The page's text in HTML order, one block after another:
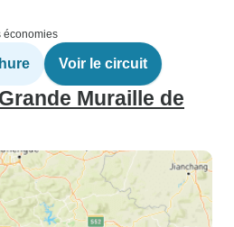
économies
Voir le circuit
Muraille de